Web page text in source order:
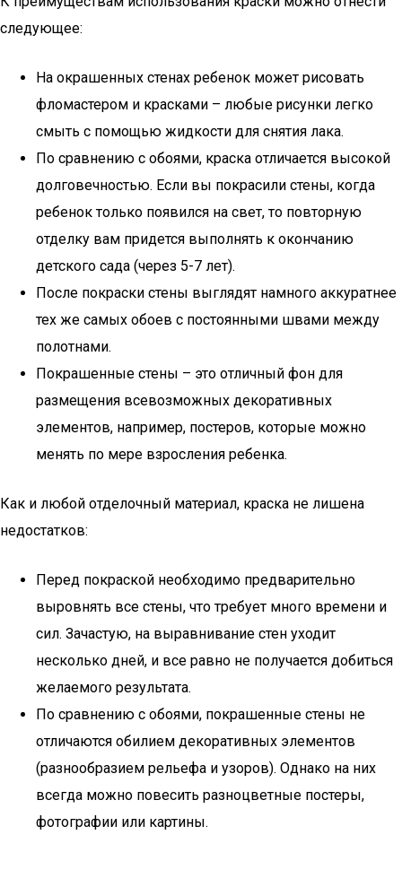
следующее:
На окрашенных стенах ребенок может рисовать
фломастером и красками – любые рисунки легко
смыть с помощью жидкости для снятия лака.
По сравнению с обоями, краска отличается высокой
долговечностью. Если вы покрасили стены, когда
ребенок только появился на свет, то повторную
отделку вам придется выполнять к окончанию
детского сада (через 5-7 лет).
После покраски стены выглядят намного аккуратнее
тех же самых обоев с постоянными швами между
полотнами.
Покрашенные стены – это отличный фон для
размещения всевозможных декоративных
элементов, например, постеров, которые можно
менять по мере взросления ребенка.
Как и любой отделочный материал, краска не лишена
недостатков:
Перед покраской необходимо предварительно
выровнять все стены, что требует много времени и
сил. Зачастую, на выравнивание стен уходит
несколько дней, и все равно не получается добиться
желаемого результата.
По сравнению с обоями, покрашенные стены не
отличаются обилием декоративных элементов
(разнообразием рельефа и узоров). Однако на них
всегда можно повесить разноцветные постеры,
фотографии или картины.